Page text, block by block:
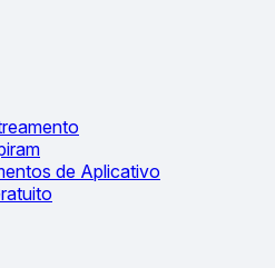
de Aplicativo